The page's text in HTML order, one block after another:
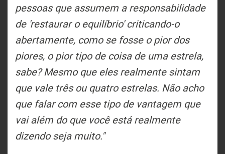
pessoas que assumem a responsabilidade
de 'restaurar o equilíbrio' criticando-o
abertamente, como se fosse o pior dos
piores, o pior tipo de coisa de uma estrela,
sabe? Mesmo que eles realmente sintam
que vale três ou quatro estrelas. Não acho
que falar com esse tipo de vantagem que
vai além do que você está realmente
dizendo seja muito."